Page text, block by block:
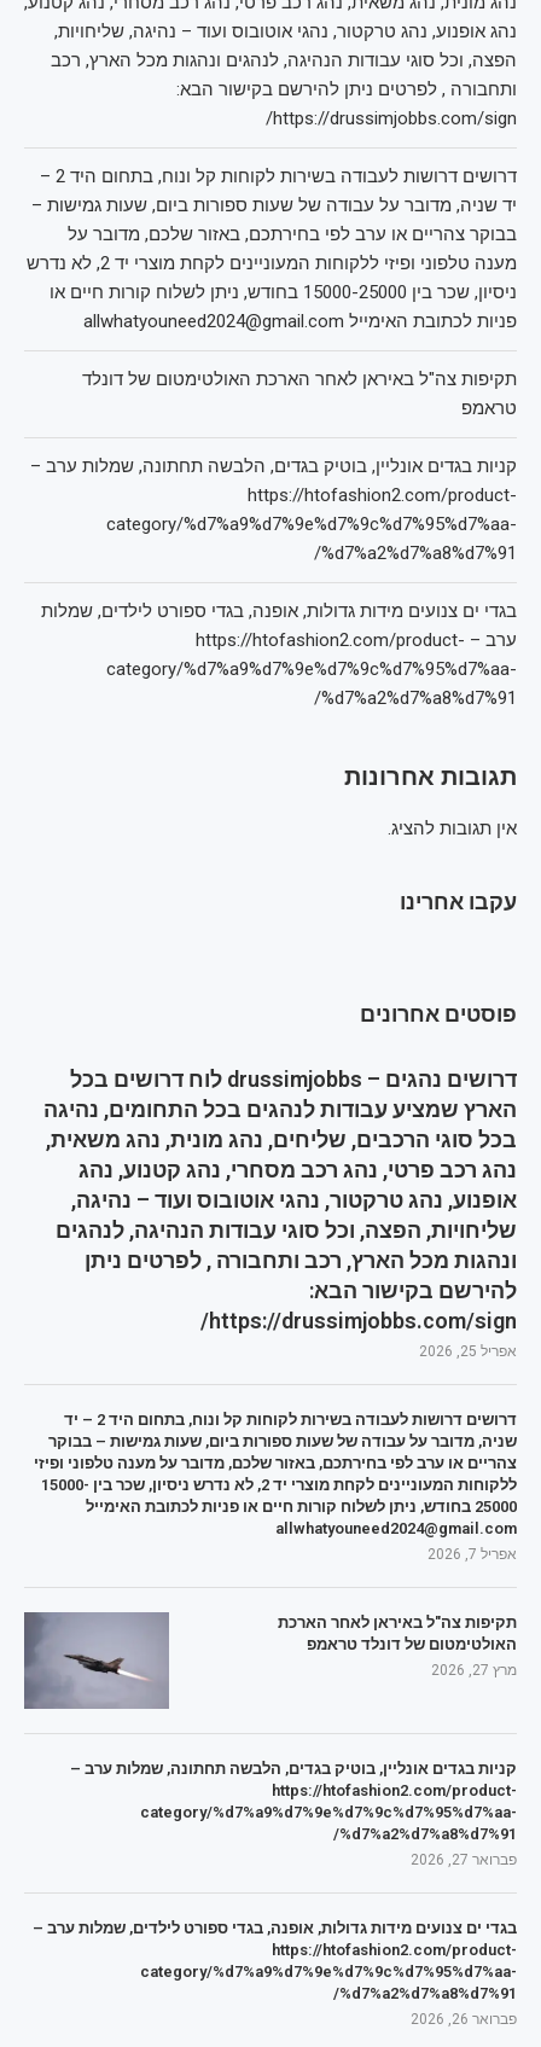
נהג אופנוע, נהג טרקטור, נהגי אוטובוס ועוד – נהיגה, שליחויות,
הפצה, וכל סוגי עבודות הנהיגה, לנהגים ונהגות מכל הארץ, רכב
ותחבורה , לפרטים ניתן להירשם בקישור הבא:
https://drussimjobbs.com/sign/
דרושים דרושות לעבודה בשירות לקוחות קל ונוח, בתחום היד 2 –
יד שניה, מדובר על עבודה של שעות ספורות ביום, שעות גמישות –
בבוקר צהריים או ערב לפי בחירתכם, באזור שלכם, מדובר על
מענה טלפוני ופיזי ללקוחות המעוניינים לקחת מוצרי יד 2, לא נדרש
ניסיון, שכר בין 15000-25000 בחודש, ניתן לשלוח קורות חיים או
פניות לכתובת האימייל allwhatyouneed2024@gmail.com
תקיפות צה"ל באיראן לאחר הארכת האולטימטום של דונלד
טראמפ
קניות בגדים אונליין, בוטיק בגדים, הלבשה תחתונה, שמלות ערב –
https://htofashion2.com/product-
category/%d7%a9%d7%9e%d7%9c%d7%95%d7%aa-
%d7%a2%d7%a8%d7%91/
בגדי ים צנועים מידות גדולות, אופנה, בגדי ספורט לילדים, שמלות
ערב – https://htofashion2.com/product-
category/%d7%a9%d7%9e%d7%9c%d7%95%d7%aa-
%d7%a2%d7%a8%d7%91/
תגובות אחרונות
אין תגובות להציג.
עקבו אחרינו
פוסטים אחרונים
דרושים נהגים – drussimjobbs לוח דרושים בכל
הארץ שמציע עבודות לנהגים בכל התחומים, נהיגה
בכל סוגי הרכבים, שליחים, נהג מונית, נהג משאית,
נהג רכב פרטי, נהג רכב מסחרי, נהג קטנוע, נהג
אופנוע, נהג טרקטור, נהגי אוטובוס ועוד – נהיגה,
שליחויות, הפצה, וכל סוגי עבודות הנהיגה, לנהגים
ונהגות מכל הארץ, רכב ותחבורה , לפרטים ניתן
להירשם בקישור הבא:
https://drussimjobbs.com/sign/
אפריל 25, 2026
דרושים דרושות לעבודה בשירות לקוחות קל ונוח, בתחום היד 2 – יד
שניה, מדובר על עבודה של שעות ספורות ביום, שעות גמישות – בבוקר
צהריים או ערב לפי בחירתכם, באזור שלכם, מדובר על מענה טלפוני ופיזי
ללקוחות המעוניינים לקחת מוצרי יד 2, לא נדרש ניסיון, שכר בין 15000-
25000 בחודש, ניתן לשלוח קורות חיים או פניות לכתובת האימייל
allwhatyouneed2024@gmail.com
אפריל 7, 2026
תקיפות צה"ל באיראן לאחר הארכת
האולטימטום של דונלד טראמפ
מרץ 27, 2026
קניות בגדים אונליין, בוטיק בגדים, הלבשה תחתונה, שמלות ערב –
https://htofashion2.com/product-
category/%d7%a9%d7%9e%d7%9c%d7%95%d7%aa-
%d7%a2%d7%a8%d7%91/
פברואר 27, 2026
בגדי ים צנועים מידות גדולות, אופנה, בגדי ספורט לילדים, שמלות ערב –
https://htofashion2.com/product-
category/%d7%a9%d7%9e%d7%9c%d7%95%d7%aa-
%d7%a2%d7%a8%d7%91/
פברואר 26, 2026